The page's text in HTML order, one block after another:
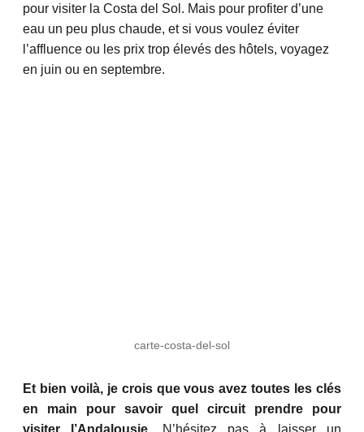
pour visiter la Costa del Sol. Mais pour profiter d’une
eau un peu plus chaude, et si vous voulez éviter
l’affluence ou les prix trop élevés des hôtels, voyagez
en juin ou en septembre.
carte-costa-del-sol
Et bien voilà, je crois que vous avez toutes les clés
en main pour savoir quel circuit prendre pour
visiter l’Andalousie. N’hésitez pas à laisser un